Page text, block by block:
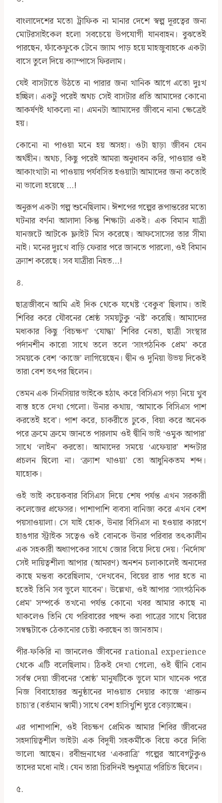
বাংলাদেশের মতো ট্রাফিক না মানার দেশে স্বল্প দূরত্বের জন্য
মোটরসাইকেল হলো সবচেয়ে উপযোগী যানবাহন। বুঝতেই
পারছেন, ফাঁকেফুকে টেনে জ্যাম পাড় হয়ে মাহজুবাহকে একটা
বাসে তুলে দিয়ে ক্যাম্পাসে ফিরলাম।
যেই বাসটাতে উঠতে না পারার জন্য খানিক আগে এতো দুঃখ
হচ্ছিল। একটু পরেই অথচ সেই বাসটার প্রতি আমাদের কোনো
আকর্ষণই থাকলো না। এমনটা আামাদের জীবনে নানা ক্ষেত্রেই
হয়।
কোনো না পাওয়া মনে হয় অসহ্য। ওটা ছাড়া জীবন যেন
অর্থহীন। অথচ, কিছু পরেই আমরা অনুধাবন করি, পাওয়ার ওই
আকাংখাটা না পাওয়ায় পর্যবসিত হওয়াটা আমাদের জন্য কতোই
না ভালো হয়েছে …!
অনুরূপ একটা গল্প শুনেছিলাম। ঈশপের গল্পের রূপান্তরের মতো
ঘটনার বর্ণনা আলাদা কিন্তু শিক্ষাটা একই। এক বিমান যাত্রী
যানজটে আটকে ফ্লাইট মিস করেছে। আফসোসের তার সীমা
নাই। মনের দুঃখে বাড়ি ফেরার পরে জানতে পারলো, ওই বিমান
ক্র্যাশ করেছে। সব যাত্রীরা নিহত…!
৪.
ছাত্রজীবনে আমি এই দিক থেকে যথেষ্ট ‘বেকুব’ ছিলাম। তাই
শিবির করে যৌবনের শ্রেষ্ঠ সময়টুকু ‘নষ্ট’ করেছি। আমাদের
মধ্যকার কিছু ‘বিচক্ষণ’ ‘যোদ্ধা’ শিবির নেতা, ছাত্রী সংস্থার
পর্দানশীন কারো সাথে তলে তলে ‘সাংগঠনিক প্রেম’ করে
সময়কে বেশ ‘কাজে’ লাগিয়েছেন। দ্বীন ও দুনিয়া উভয় দিকেই
তারা বেশ তৎপর ছিলেন।
তেমন এক সিনসিয়ার ভাইকে হঠাৎ করে বিসিএস পড়া নিয়ে খুব
ব্যস্ত হতে দেখা গেলো। উনার কথায়, ‘আমাকে বিসিএস পাশ
করতেই হবে’। পাশ করে, চাকরীতে ঢুকে, বিয়া করে অনেক
পরে ক্রমে ক্রমে জানতে পারলাম ওই দ্বীনি ভাই ‘ওমুক আপার’
সাথে ‘লাইন’ করতো। আমাদের সময়ে ‘এফেয়ার’ শব্দটার
প্রচলন ছিলো না। ‘ক্র্যাশ খাওয়া’ তো আধুনিকতম শব্দ।
যাহোক।
ওই ভাই কয়েকবার বিসিএস দিয়ে শেষ পর্যন্ত এখন সরকারী
কলেজের প্রফেসর। পাশাপাশি ব্যবসা বানিজ্য করে এখন বেশ
পয়সাওয়ালা। সে যাই হোক, উনার বিসিএস না হওয়ার কারণে
হাঙগার স্ট্রাইক সত্বেও ওই বোনকে উনার পরিবার তৎকালীন
এক সহকারী অধ্যাপকের সাথে জোর বিয়ে দিয়ে দেয়। ‘নির্দোষ’
সেই দায়িত্বশীলা আপার (আমরণ) অনশন চলাকালেই অন্যদের
কাছে মন্তব্য করেছিলাম, ‘দেখবেন, বিয়ের রাত পার হতে না
হতেই তিনি সব ভুলে যাবেন’। উল্লেখ্য, ওই আপার ‘সাংগঠনিক
প্রেম’ সম্পর্কে তখনো পর্যন্ত কোনো খবর আমার কাছে না
থাকলেও তিনি যে পরিবারের পছন্দ করা পাত্রের সাথে বিয়ের
সম্বন্ধটাকে ঠেকানোর চেষ্টা করছেন তা জানতাম।
পীর-ফকিরি না জানলেও জীবনের rational experience
থেকে এটি বলেছিলাম। ঠিকই দেখা গেলো, ওই দ্বীনি বোন
সর্বস্ব দেয়া জীবনের ‘শ্রেষ্ঠ’ মানুষটিকে ভুলে মাস খানেক পরে
নিজ বিবাহোত্তর অনুষ্ঠানের দাওয়াত দেয়ার কাজে ‘প্রাক্তন
চাচা’র (বর্তমান স্বামী) সাথে বেশ হাসিখুশি ঘুরে বেড়াচ্ছেন।
এর পাশাপাশি, ওই বিচক্ষণ প্রেমিক আমার শিবির জীবনের
সহদায়িত্বশীল ভাইটা এক বিদূষী সহকর্মীকে বিয়ে করে দিব্যি
ভালো আছেন। রবীন্দ্রনাথের ‘একরাত্রি’ গল্পের আবেগটুকুও
তাদের মধ্যে নাই। যেন তারা চিরদিনই শুধুমাত্র পরিচিত ছিলেন।
৫.